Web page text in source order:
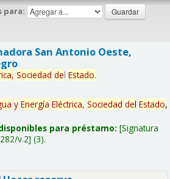
para:
San Antonio Oeste,
Sociedad del Estado.
y Energía Eléctrica, Sociedad del Estado,
para préstamo: Signatura
v.2 (3).